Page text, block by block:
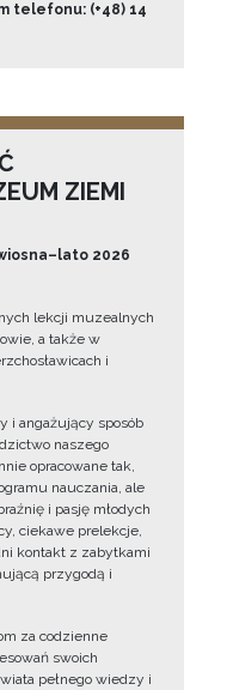
telefonu: (+48) 14
ZIEMI
2026
lekcji muzealnych
a także w
i
i angażujący sposób
naszego
opracowane tak,
nauczania, ale
i pasję młodych
ciekawe prelekcje,
kontakt z zabytkami
przygodą i
za codzienne
swoich
pełnego wiedzy i